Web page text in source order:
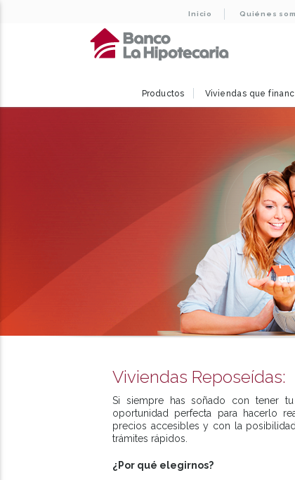
Inicio Quiénes
Productos Viviendas que
Viviendas Reposeídas:
Si siempre has soñado con tener
oportunidad perfecta para hacerlo
precios accesibles y con la
trámites rápidos.
¿Por qué elegirnos?